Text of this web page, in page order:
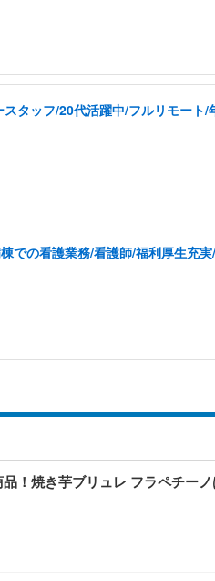
タッフ/20代活躍中/フルリモート
での看護業務/看護師/福利厚生充
品！焼き芋ブリュレ フラペチー